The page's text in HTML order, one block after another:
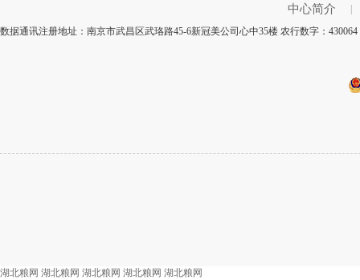
中心简介
数据通讯注册地址：南京市武昌区武珞路45-6新冠美公司心中35楼 农行数字：
湖北粮网 湖北粮网 湖北粮网 湖北粮网 湖北粮网